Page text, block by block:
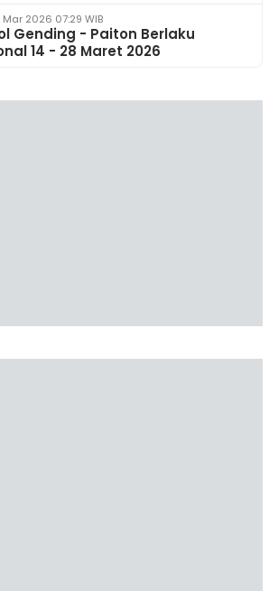
Mar 2026 07:29 WIB
Gending - Paiton Berlaku
14 - 28 Maret 2026